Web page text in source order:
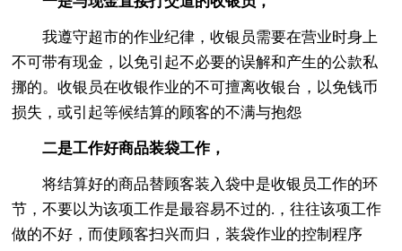
我遵守超市的作业纪律，收银员需要在营业时身上
不可带有现金，以免引起不必要的误解和产生的公款私
挪的。收银员在收银作业的不可擅离收银台，以免钱币
损失，或引起等候结算的顾客的不满与抱怨
二是工作好商品装袋工作，
将结算好的商品替顾客装入袋中是收银员工作的环
节，不要以为该项工作是最容易不过的.，往往该项工作
做的不好，而使顾客扫兴而归，装袋作业的控制程序